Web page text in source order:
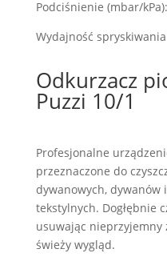
Podciśnienie (mbar/
Wydajność
Odkurzacz
Puzzi 10/1
Profesjonalne
przeznaczone do
dywanowych, dywanów
tekstylnych. Dogłębnie
usuwając nieprzyjemny
świeży wygląd.